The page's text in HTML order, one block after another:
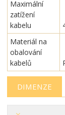
Maximální
zatížení
kabelu
Materiál na
obalování
kabelů
DIMENZE